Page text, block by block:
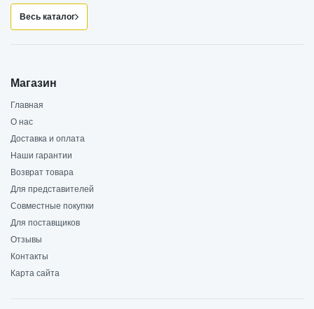
Весь каталог
Магазин
Главная
О нас
Доставка и оплата
Наши гарантии
Возврат товара
Для представителей
Совместные покупки
Для поставщиков
Отзывы
Контакты
Карта сайта